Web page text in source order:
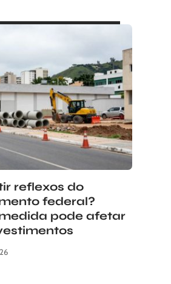
reflexos do
federal?
pode afetar